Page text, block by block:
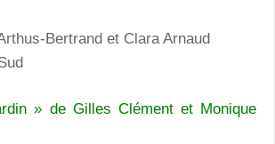
Bertrand et Clara Arnaud
» de Gilles Clément et Monique